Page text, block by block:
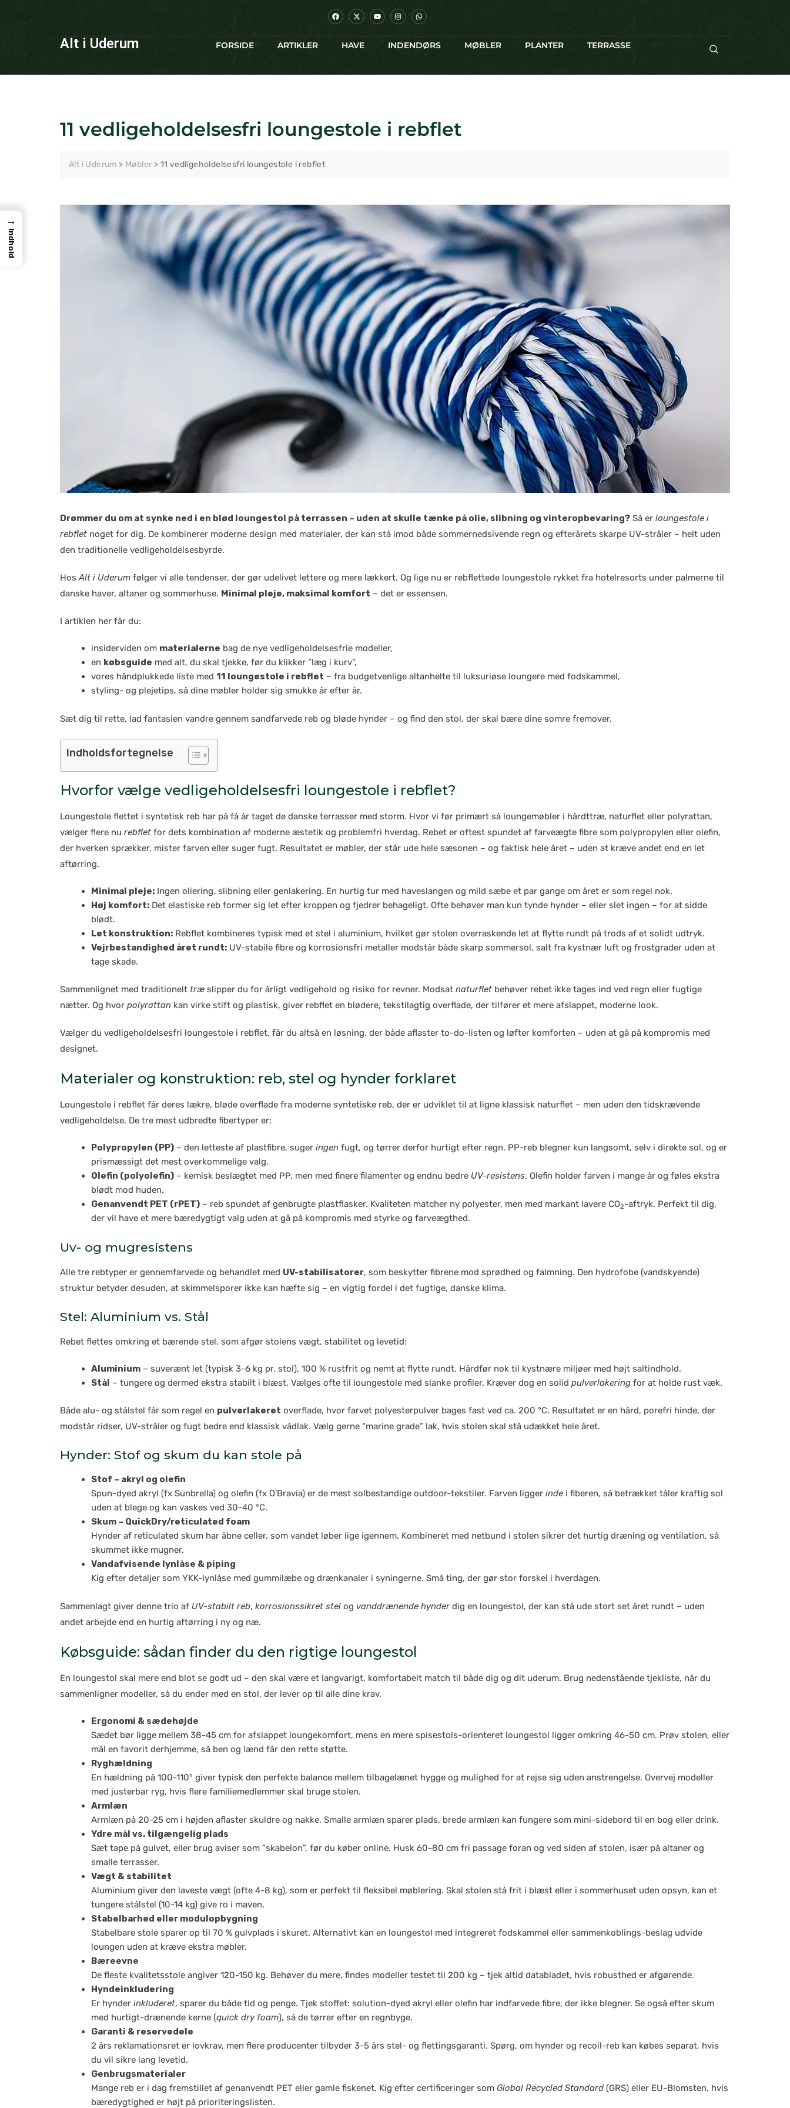
Alt i Uderum FORSIDE ARTIKLER HAVE INDENDØRS MØBLER PLANTER TERRASSE
11 vedligeholdelsesfri loungestole i rebflet
Alt i Uderum > Møbler > 11 vedligeholdelsesfri loungestole i rebflet
Drømmer du om at synke ned i en blød loungestol på terrassen – uden at skulle tænke på olie, slibning og vinteropbevaring? Så er loungestole i
rebflet noget for dig. De kombinerer moderne design med materialer, der kan stå imod både sommernedsivende regn og efterårets skarpe UV-stråler – helt uden
den traditionelle vedligeholdelses­byrde.
HosAlt i Uderum følger vi alle tendenser, der gør udelivet lettere og mere lækkert. Og lige nu er rebflettede loungestole rykket fra hotelresorts under palmerne til
danske haver, altaner og sommerhuse. Minimal pleje, maksimal komfort – det er essensen.
I artiklen her får du:
insiderviden om materialerne bag de nye vedligeholdelsesfrie modeller,
en købsguide med alt, du skal tjekke, før du klikker ”læg i kurv”,
vores håndplukkede liste med11 loungestole i rebflet – fra budgetvenlige altanhelte til luksuriøse loungere med fodskammel,
styling- og plejetips, så dine møbler holder sig smukke år efter år.
Sæt dig til rette, lad fantasien vandre gennem sandfarvede reb og bløde hynder – og find den stol, der skal bære dine somre fremover.
Indholdsfortegnelse
Hvorfor vælge vedligeholdelsesfri loungestole i rebflet?
Loungestole flettet i syntetisk reb har på få år taget de danske terrasser med storm. Hvor vi før primært så loungemøbler i hårdttræ, naturflet eller polyrattan,
vælger flere nu rebflet for dets kombination af moderne æstetik og problemfri hverdag. Rebet er oftest spundet af farveægte fibre som polypropylen eller olefin,
der hverken sprækker, mister farven eller suger fugt. Resultatet er møbler, der står ude hele sæsonen – og faktisk hele året – uden at kræve andet end en let
aftørring.
Minimal pleje: Ingen oliering, slibning eller genlakering. En hurtig tur med haveslangen og mild sæbe et par gange om året er som regel nok.
Høj komfort: Det elastiske reb former sig let efter kroppen og fjedrer behageligt. Ofte behøver man kun tynde hynder – eller slet ingen – for at sidde
blødt.
Let konstruktion: Rebflet kombineres typisk med et stel i aluminium, hvilket gør stolen overraskende let at flytte rundt på trods af et solidt udtryk.
Vejrbestandighed året rundt: UV-stabile fibre og korrosionsfri metaller modstår både skarp sommer­sol, salt fra kystnær luft og frostgrader uden at
tage skade.
Sammenlignet med traditionelt træ slipper du for årligt vedligehold og risiko for revner. Modsat naturflet behøver rebet ikke tages ind ved regn eller fugtige
nætter. Og hvor polyrattan kan virke stift og plastisk, giver rebflet en blødere, tekstilagtig overflade, der tilfører et mere afslappet, moderne look.
Vælger du vedligeholdelsesfri loungestole i rebflet, får du altså en løsning, der både aflaster to-do-listen og løfter komforten – uden at gå på kompromis med
designet.
Materialer og konstruktion: reb, stel og hynder forklaret
Loungestole i rebflet får deres lækre, bløde overflade fra moderne syntetiske reb, der er udviklet til at ligne klassisk naturflet – men uden den tidskrævende
vedligeholdelse. De tre mest udbredte fibertyper er:
Polypropylen (PP) – den letteste af plastfibre, sugeringen fugt, og tørrer derfor hurtigt efter regn. PP-reb blegner kun langsomt, selv i direkte sol, og er
prismæssigt det mest overkommelige valg.
Olefin (polyolefin) – kemisk beslægtet med PP, men med finere filamenter og endnu bedre UV-resistens. Olefin holder farven i mange år og føles ekstra
blødt mod huden.
Genanvendt PET (rPET) – reb spundet af genbrugte plastflasker. Kvaliteten matcher ny polyester, men med markant lavere CO2-aftryk. Perfekt til dig,
der vil have et mere bæredygtigt valg uden at gå på kompromis med styrke og farveægthed.
Uv- og mugresistens
Alle tre rebtyper er gennemfarvede og behandlet med UV-stabilisatorer, som beskytter fibrene mod sprødhed og falmning. Den hydrofobe (vandskyende)
struktur betyder desuden, at skimmelsporer ikke kan hæfte sig – en vigtig fordel i det fugtige, danske klima.
Stel: Aluminium vs. Stål
Rebet flettes omkring et bærende stel, som afgør stolens vægt, stabilitet og levetid:
Aluminium – suverænt let (typisk 3-6 kg pr. stol), 100 % rustfrit og nemt at flytte rundt. Hårdfør nok til kystnære miljøer med højt saltindhold.
Stål – tungere og dermed ekstra stabilt i blæst. Vælges ofte til loungestole med slanke profiler. Kræver dog en solidpulverlakering for at holde rust væk.
Både alu- og stålstel får som regel en pulverlakeret overflade, hvor farvet polyesterpulver bages fast ved ca. 200 °C. Resultatet er en hård, porefri hinde, der
modstår ridser, UV-stråler og fugt bedre end klassisk vådlak. Vælg gerne “marine grade” lak, hvis stolen skal stå udækket hele året.
Hynder: Stof og skum du kan stole på
Stof – akryl og olefin
Spun-dyed akryl (fx Sunbrella) og olefin (fx O’Bravia) er de mest solbestandige outdoor-tekstiler. Farven liggerinde i fiberen, så betrækket tåler kraftig sol
uden at blege og kan vaskes ved 30-40 °C.
Skum – QuickDry/reticulated foam
Hynder af reticulated skum har åbne celler, som vandet løber lige igennem. Kombineret med netbund i stolen sikrer det hurtig dræning og ventilation, så
skummet ikke mugner.
Vandafvisende lynlåse & piping
Kig efter detaljer som YKK-lynlåse med gummilæbe og drænkanaler i syningerne. Små ting, der gør stor forskel i hverdagen.
Sammenlagt giver denne trio af UV-stabilt reb, korrosionssikret stel og vanddrænende hynder dig en loungestol, der kan stå ude stort set året rundt – uden
andet arbejde end en hurtig aftørring i ny og næ.
Købsguide: sådan finder du den rigtige loungestol
En loungestol skal mere end blot se godt ud – den skal være et langvarigt, komfortabelt match til både dig og dit uderum. Brug nedenstående tjekliste, når du
sammenligner modeller, så du ender med en stol, der lever op til alle dine krav.
Ergonomi & sædehøjde
Sædet bør ligge mellem 38-45 cm for afslappet loungekomfort, mens en mere spisestols-orienteret loungestol ligger omkring 46-50 cm. Prøv stolen, eller
mål en favorit derhjemme, så ben og lænd får den rette støtte.
Ryghældning
En hældning på 100-110° giver typisk den perfekte balance mellem tilbagelænet hygge og mulighed for at rejse sig uden anstrengelse. Overvej modeller
med justerbar ryg, hvis flere familiemedlemmer skal bruge stolen.
Armlæn
Armlæn på 20-25 cm i højden aflaster skuldre og nakke. Smalle armlæn sparer plads, brede armlæn kan fungere som mini-sidebord til en bog eller drink.
Ydre mål vs. tilgængelig plads
Sæt tape på gulvet, eller brug aviser som “skabelon”, før du køber online. Husk 60-80 cm fri passage foran og ved siden af stolen, især på altaner og
smalle terrasser.
Vægt & stabilitet
Aluminium giver den laveste vægt (ofte 4-8 kg), som er perfekt til fleksibel møblering. Skal stolen stå frit i blæst eller i sommerhuset uden opsyn, kan et
tungere stålstel (10-14 kg) give ro i maven.
Stabelbarhed eller modulopbygning
Stabelbare stole sparer op til 70 % gulvplads i skuret. Alternativt kan en loungestol med integreret fodskammel eller sammenkoblings-beslag udvide
loungen uden at kræve ekstra møbler.
Bæreevne
De fleste kvalitetsstole angiver 120-150 kg. Behøver du mere, findes modeller testet til 200 kg – tjek altid databladet, hvis robusthed er afgørende.
Hyndeinkludering
Er hynderinkluderet, sparer du både tid og penge. Tjek stoffet: solution-dyed akryl eller olefin har indfarvede fibre, der ikke blegner. Se også efter skum
med hurtigt-drænende kerne (quick dry foam), så de tørrer efter en regnbyge.
Garanti & reservedele
2 års reklamationsret er lovkrav, men flere producenter tilbyder 3-5 års stel- og flettingsgaranti. Spørg, om hynder og recoil-reb kan købes separat, hvis
du vil sikre lang levetid.
Genbrugsmaterialer
Mange reb er i dag fremstillet af genanvendt PET eller gamle fiskenet. Kig efter certificeringer som Global Recycled Standard (GRS) eller EU-Blomsten, hvis
bæredygtighed er højt på prioriteringslisten.
→
Indhold